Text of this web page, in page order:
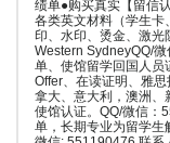
绩单●购买真实【留信
各类英文材料（学生卡
印、水印、烫金、激
Western SydneyQQ/
单、使馆留学回国人员
Offer、在读证明、雅
拿大、意大利，澳洲、
使馆认证。QQ/微信：
单，长期专业为留学生